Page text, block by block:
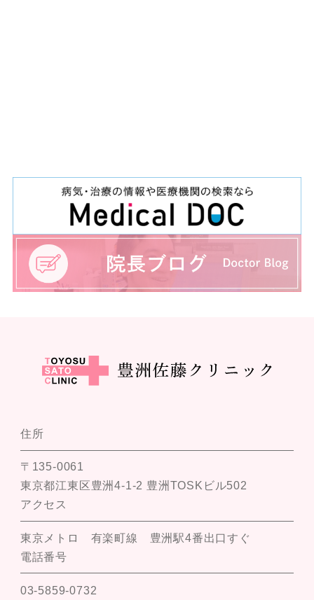
住所
〒135-0061
東京都江東区豊洲4-1-2 豊洲TOSKビル502
アクセス
東京メトロ 有楽町線 豊洲駅4番出口すぐ
電話番号
03-5859-0732